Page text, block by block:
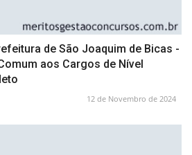
de São Joaquim de Bicas -
aos Cargos de Nível
12 de Novembro de 2024